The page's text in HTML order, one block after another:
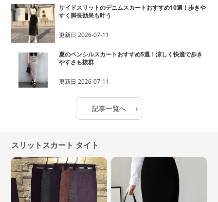
サイドスリットのデニムスカートおすすめ10選！歩きや
すく脚長効果も叶う
更新日 2026-07-11
夏のペンシルスカートおすすめ5選！涼しく快適で歩き
やすさも抜群
更新日 2026-07-11
記事一覧へ ›
スリットスカート タイト